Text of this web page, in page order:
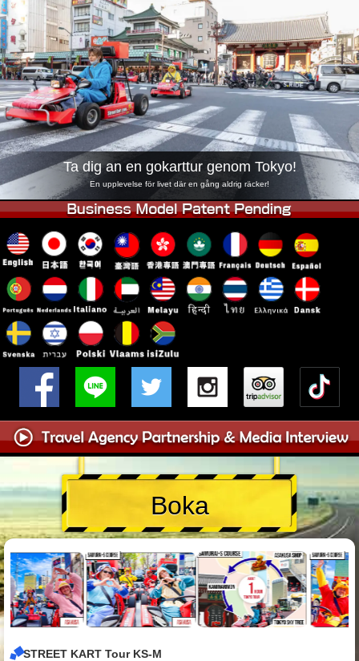
Om oss Specifikationer Pris
Hitta hit Röster FAQ
Företag Boka
Byt butik
Tokyo Shinagawa Tokyo Akihabara#1
Tokyo Akihabara#2 Tokyo Shibuya
Tokyo Shibuya Annex Tokyo Bay
Tokyo Asakusa Osaka
Ta dig an en gokarttur genom Tokyo!
En upplevelse för livet där en gång aldrig räcker!
Boka
STREET KART Tour KS-M